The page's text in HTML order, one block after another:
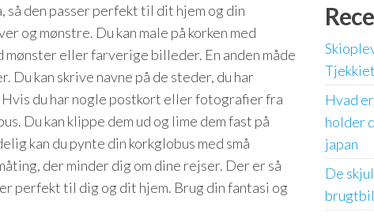
så den passer perfekt til dit hjem og din
og mønstre. Du kan male på korken med
eller farverige billeder. En anden måde
kan skrive navne på de steder, du har
du har nogle postkort eller fotografier fra
Du kan klippe dem ud og lime dem fast på
kan du pynte din korkglobus med små
der minder dig om dine rejser. Der er så
perfekt til dig og dit hjem. Brug din fantasi og
Hvad
holder
japan
De